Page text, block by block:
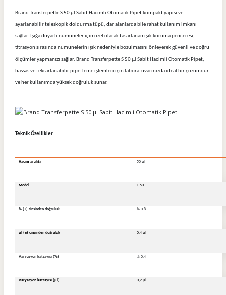
Brand Transferpette S 50 µl Sabit Hacimli Otomatik Pipet kompakt yapısı ve
ayarlanabilir teleskopik doldurma tüpü, dar alanlarda bile rahat kullanım imkanı
sağlar. Işığa duyarlı numuneler için özel olarak tasarlanan ışık koruma penceresi,
titrasyon sırasında numunelerin ışık nedeniyle bozulmasını önleyerek güvenli ve doğru
ölçümler yapmanızı sağlar. Brand Transferpette S 50 µl Sabit Hacimli Otomatik Pipet,
hassas ve tekrarlanabilir pipetleme işlemleri için laboratuvarınızda ideal bir çözümdür
ve her kullanımda yüksek doğruluk sunar.
Teknik Özellikler
Hacim aralığı 50 µl
Model F-50
% (±) cinsinden doğruluk % 0.8
µl (±) cinsinden doğruluk 0,4 µl
Varyasyon katsayısı (%) % 0,4
Varyasyon katsayısı (µl) 0,2 µl